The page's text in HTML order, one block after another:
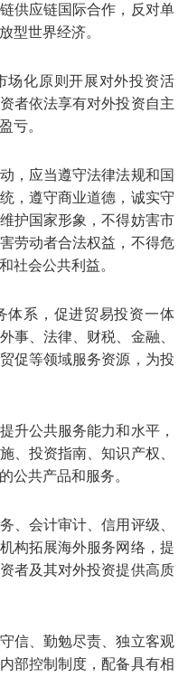
供应链国际合作，反对单
型世界经济。
化原则开展对外投资活
者依法享有对外投资自主
亏。
，应当遵守法律法规和国
，遵守商业道德，诚实守
护国家形象，不得妨害市
劳动者合法权益，不得危
社会公共利益。
系，促进贸易投资一体
事、法律、财税、金融、
促等领域服务资源，为投
升公共服务能力和水平，
、投资指南、知识产权、
公共产品和服务。
、会计审计、信用评级、
构拓展海外服务网络，提
者及其对外投资提供高质
信、勤勉尽责、独立客观
部控制制度，配备具有相